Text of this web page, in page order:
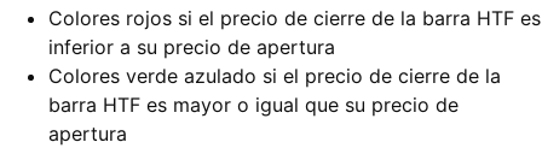
Colores rojos si el precio de cierre de la barra HTF es
inferior a su precio de apertura
Colores verde azulado si el precio de cierre de la
barra HTF es mayor o igual que su precio de
apertura